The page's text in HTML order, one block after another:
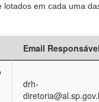
em cada uma
Email
drh-